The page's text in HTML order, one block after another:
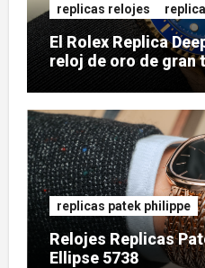
replicas relojes
El Rolex Replica
reloj de oro de gran
replicas patek philippe
Relojes Replicas
Ellipse 5738